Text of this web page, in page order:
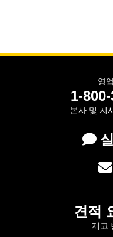
영
1-
본사 및 지
견적
재고